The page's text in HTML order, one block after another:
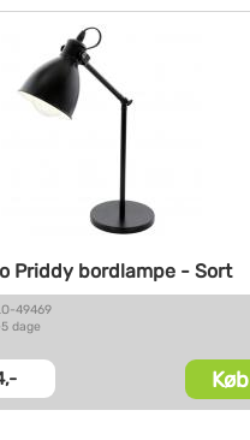
Priddy bordlampe - Sort
49469
dage
Køb